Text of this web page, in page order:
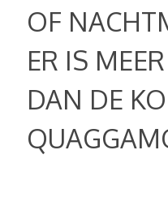
OF
ER IS
DAN DE